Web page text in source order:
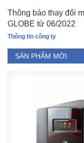
Thông báo thay đổi
GLOBE từ 06/2022
Thông tin công ty
SẢN PHẨM MỚI